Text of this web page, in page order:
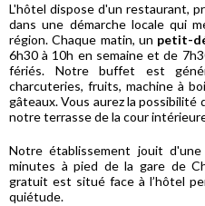
L'hôtel dispose d'un restaurant,
dans une démarche locale qui
région.Chaque matin, un petit-
6h30 à 10h en semaine et de
fériés. Notre buffet est
charcuteries, fruits, machine à
gâteaux. Vous aurez la
notre terrasse de la cour
Notre établissement jouit
minutes à pied de la gare de
gratuit est situé face à l’hôtel
quiétude.